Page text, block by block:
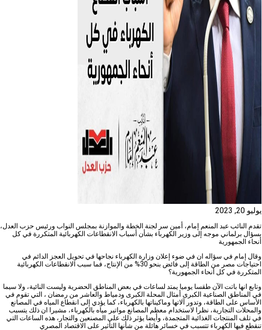
يوليو 20, 2023
تقدم النائب عبد المنعم إمام، أمين سر لجنة الخطة والموازنة بمجلس النواب ورئيس حزب العدل،
بسؤال برلماني موجه إلى وزير الكهرباء بشأن أسباب الانقطاعات الكهربائية المتكررة في كل
أنحاء الجمهورية
وقال إمام في سؤاله ان في ضوء إعلان وزارة الكهرباء نجاحها في تحويل العجز الدائم في
احتياجات مصر من الطاقة إلى فائض بنحو 30% من الإنتاج، فما سبب الانقطاعات الكهربائية
المتكررة في كل أنحاء الجمهورية؟
وتابع انها باتت الآن طقسا يوميا يمتد لساعات في بعض المناطق الحضرية وليست النائية، ولا سيما
في المناطق الصناعية الكبرى أمثال المحلة الكبرى ودمياط والعاشر من رمضان ، التي تقوم في
الأساس على الطاقة، وتدور آلاتها وماكيناتها بالكهرباء، كما يؤدي إلى انقطاع المياه في المصانع
والمحلات التجارية، نظرا لاستخدام معظم المصانع مواتير مياه بالكهرباء، مشيرا ان ذلك يتسبب
في تلف المنتجات الغذائية المتجمدة، وأيضا يؤثر ذلك على المصنعين والتجار، هذه الساعات التي
تنقطع فيها الكهرباء تتسبب في خسائر هائلة من شأنها التأثير على الاقتصاد المصري